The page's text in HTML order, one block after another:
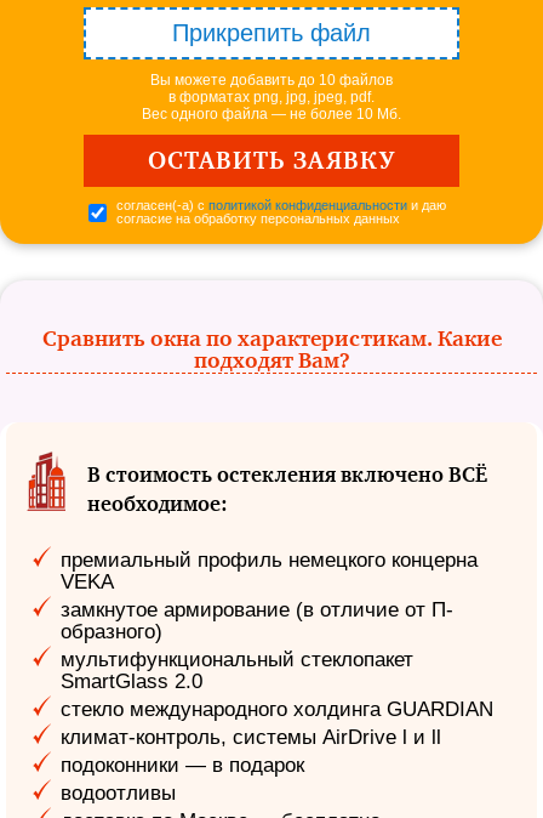
Прикрепить файл
Вы можете добавить до 10 файлов
в форматах png, jpg, jpeg, pdf.
Вес одного файла — не более 10 Мб.
согласен(-а) с политикой конфиденциальности и даю
согласие на обработку персональных данных
Сравнить окна по характеристикам. Какие
подходят Вам?
В стоимость остекления включено ВСЁ
необходимое:
премиальный профиль немецкого концерна
VEKA
замкнутое армирование (в отличие от П-
образного)
мультифункциональный стеклопакет
SmartGlass 2.0
стекло международного холдинга GUARDIAN
климат-контроль, системы AirDrive l и ll
подоконники — в подарок
водоотливы